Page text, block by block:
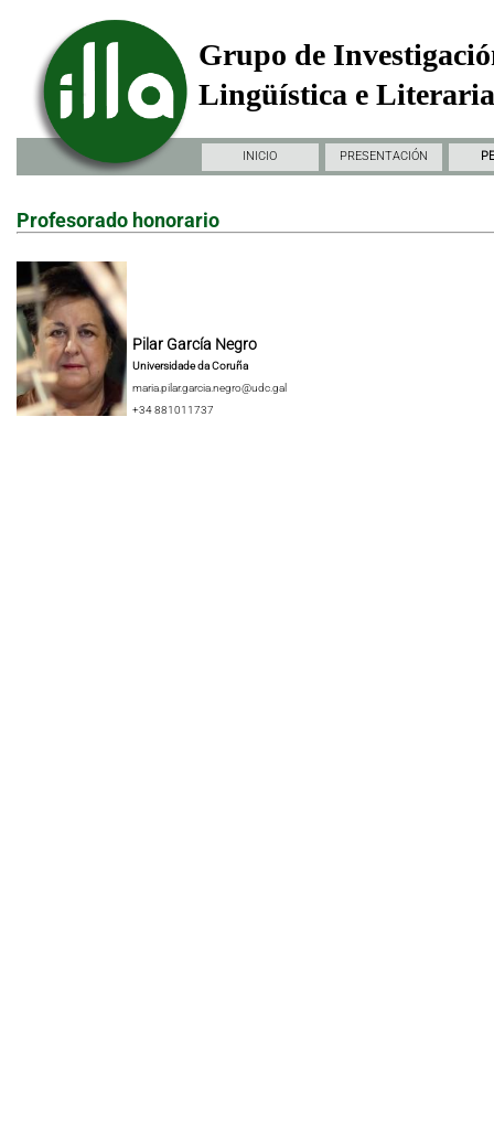
Grupo de
Lingüística e
INICIO PRESENTACIÓN
Profesorado honorario
Pilar García Negro
Universidade da Coruña
maria.pilar.garcia.negro@udc.gal
+34 881011737